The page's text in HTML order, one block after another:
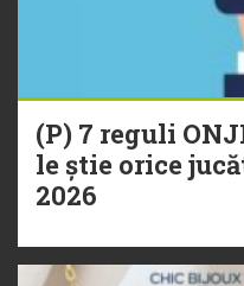
(P) 7 reguli
le știe orice
2026